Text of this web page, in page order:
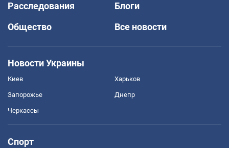
Расследования
Блоги
Общество
Все новости
Новости Украины
Киев Харьков
Запорожье Днепр
Черкассы
Спорт